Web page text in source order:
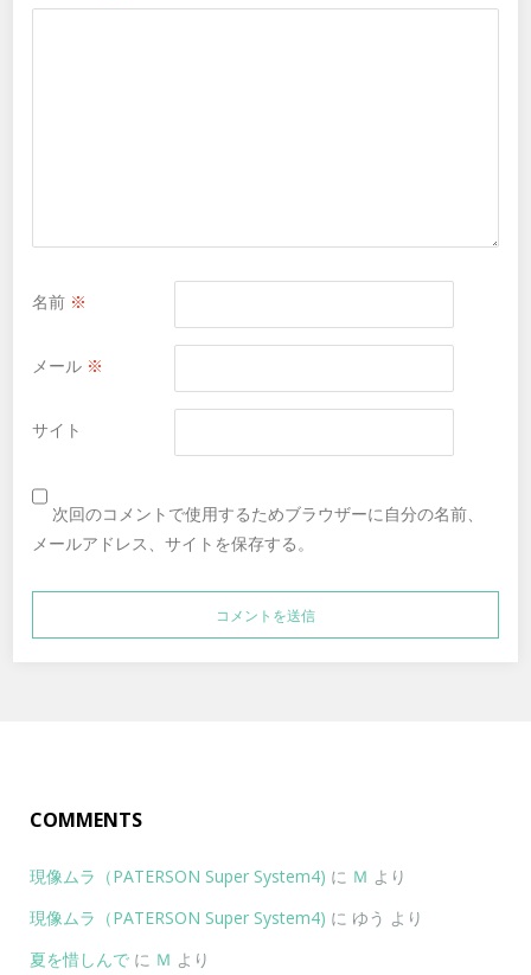
名前 ※
メール ※
サイト
次回のコメントで使用するためブラウザーに自分の名前、
メールアドレス、サイトを保存する。
COMMENTS
現像ムラ（PATERSON Super System4) に Ｍ より
現像ムラ（PATERSON Super System4) に ゆう より
夏を惜しんで に Ｍ より